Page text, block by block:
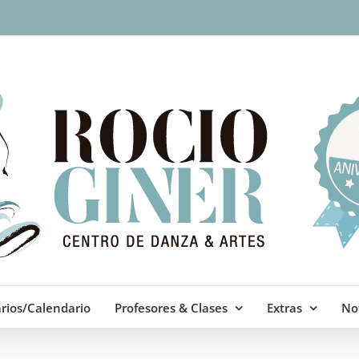
Calendario Profesores & Clases Extras